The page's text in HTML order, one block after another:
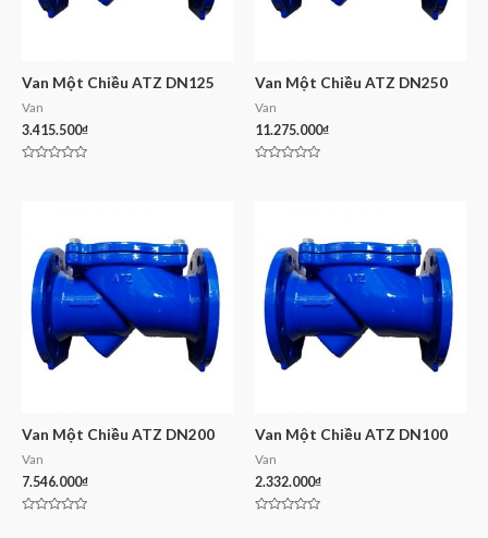
Van Một Chiều ATZ DN125
Van
3.415.500₫
Van Một Chiều ATZ DN250
Van
11.275.000₫
Van Một Chiều ATZ DN200
Van
7.546.000₫
Van Một Chiều ATZ DN100
Van
2.332.000₫